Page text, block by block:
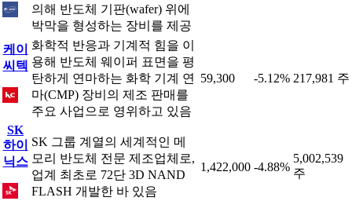
의해 반도체 기판(wafer) 위에
박막을 형성하는 장비를 제공
케이
씨텍
화학적 반응과 기계적 힘을 이
용해 반도체 웨이퍼 표면을 평
탄하게 연마하는 화학 기계 연
마(CMP) 장비의 제조 판매를
주요 사업으로 영위하고 있음
59,300 -5.12% 217,981 주
SK
하이
닉스
SK 그룹 계열의 세계적인 메
모리 반도체 전문 제조업체로,
업계 최초로 72단 3D NAND
FLASH 개발한 바 있음
1,422,000 -4.88%
5,002,539
주